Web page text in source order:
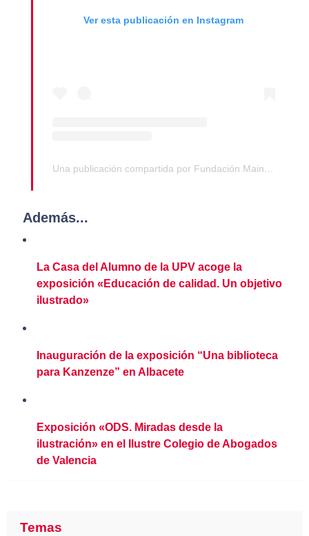
Ver esta publicación en Instagram
Una publicación compartida por Fundación Mainel (@fundacionmainel)
Además...
La Casa del Alumno de la UPV acoge la
exposición «Educación de calidad. Un objetivo
ilustrado»
Inauguración de la exposición “Una biblioteca
para Kanzenze” en Albacete
Exposición «ODS. Miradas desde la
ilustración» en el Ilustre Colegio de Abogados
de Valencia
Temas